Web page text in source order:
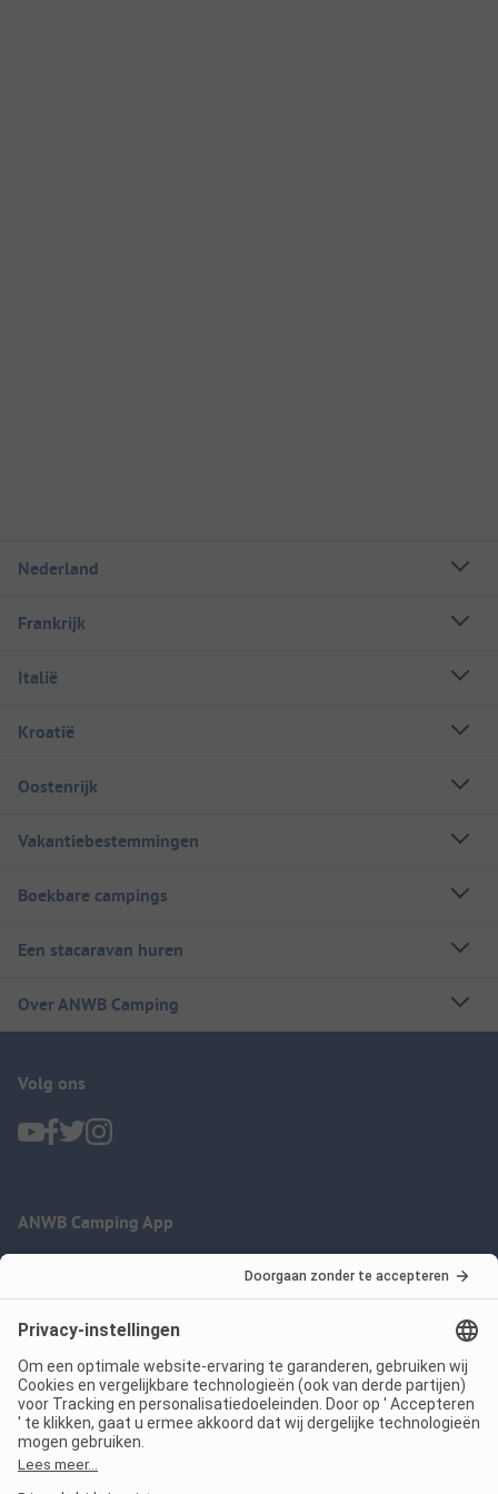
Nederland
Frankrijk
Italië
Kroatië
Oostenrijk
Vakantiebestemmingen
Boekbare campings
Een stacaravan huren
Over ANWB Camping
Volg ons
ANWB Camping App
Imprint
Jouw privacy
Voorwaarden
Wet digitale diensten